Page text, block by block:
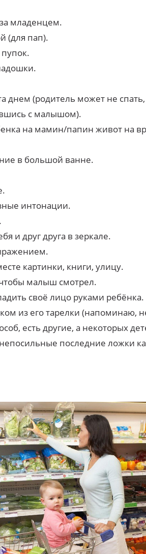
младенцем.
(для пап).
днем (родитель может не
с малышом).
на мамин/папин живот на
в большой ванне.
интонации.
и друг друга в зеркале.
картинки, книги, улицу.
малыш смотрел.
своё лицо руками ребёнка.
из его тарелки (напоминаю,
есть другие, а некоторых
последние ложки